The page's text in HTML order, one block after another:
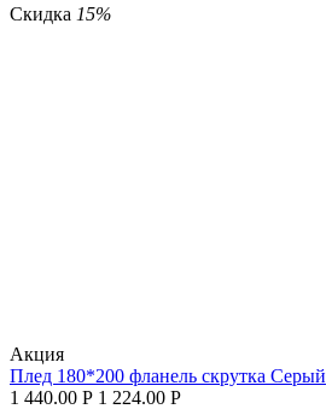
Скидка 15%
Aкция
Плед 180*200 фланель скрутка Серый
1 440.00 Р 1 224.00 Р